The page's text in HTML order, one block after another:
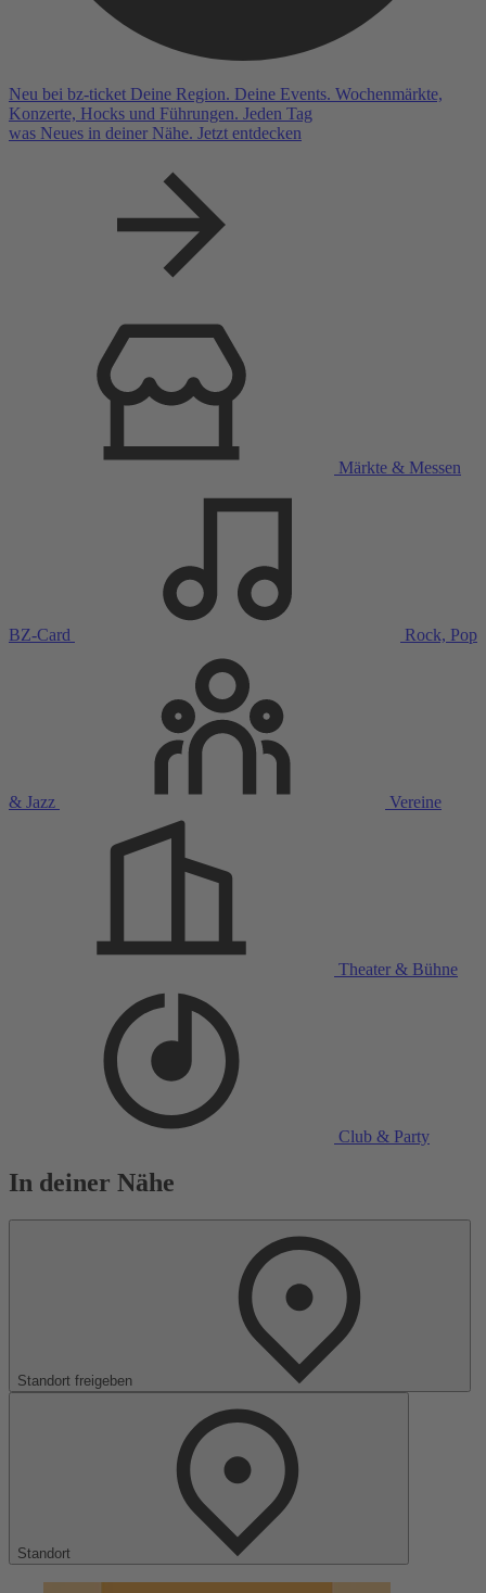
Neu bei bz-ticket Deine Region. Deine Events. Wochenmärkte,
Konzerte, Hocks und Führungen. Jeden Tag
was Neues in deiner Nähe. Jetzt entdecken
Märkte & Messen
BZ-Card Rock, Pop
& Jazz Vereine
Theater & Bühne
Club & Party
In deiner Nähe
Standort freigeben
Standort